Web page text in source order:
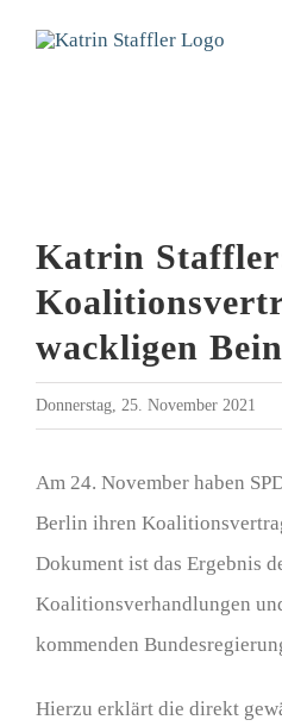
grösseres
Bild
Katrin
wackligen
Donnerstag, 25. November 2021
Am 24. November haben
Berlin ihren
Dokument ist das Ergebnis
Koalitionsverhandlungen
kommenden
Hierzu erklärt die direkt